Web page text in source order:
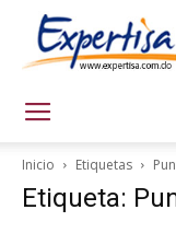
Inicio Etiquetas
Etiqueta: